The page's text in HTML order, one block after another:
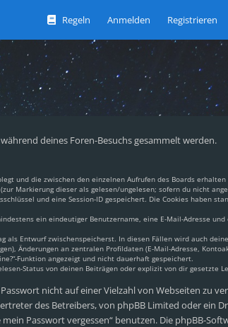
Regeln Anmelden Registrieren
deines Foren-Besuchs gesammelt werden.
und die zwischen den einzelnen Aufrufen des Boards
Markierung dieser als gelesen/ungelesen; sofern du nicht
und eine Session-ID gespeichert. Die Cookies haben
ein eindeutiger Benutzername, eine E-Mail-Adresse und
Entwurf zwischenspeicherst. In diesen Fällen wird auch deine
Änderungen an zentralen Profildaten (E-Mail-Adresse,
Funktion angezeigt und nicht dauerhaft gespeichert.
Status von deinen Beiträgen oder explizit von dir gesetzte
nicht auf einer Vielzahl von Webseiten zu
des Betreibers, von phpBB Limited oder ein
Passwort vergessen“ benutzen. Die phpBB-